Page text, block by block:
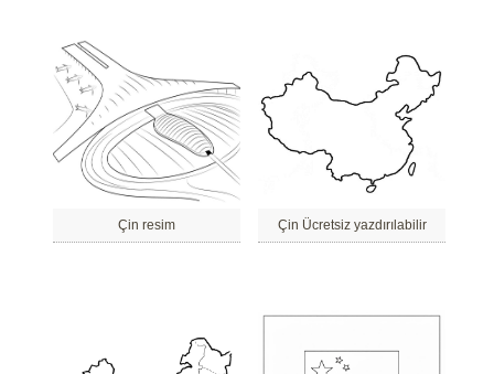
Çin resim Çin Ücretsiz yazdırılabilir